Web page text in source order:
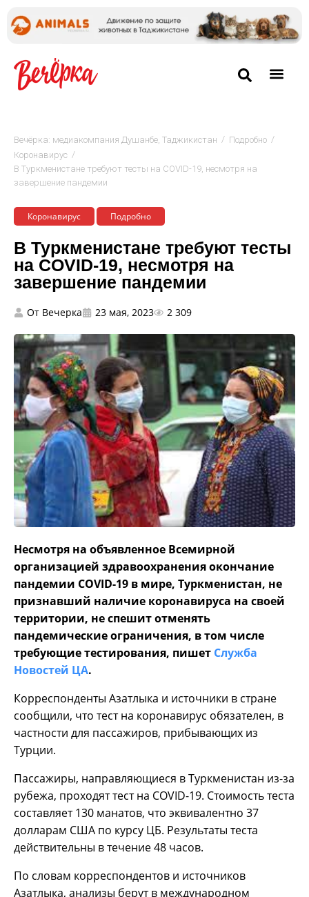
Вечёрка: медиакомпания Душанбе, Таджикистан / Подробно /
Коронавирус /
В Туркменистане требуют тесты на COVID-19, несмотря на
завершение пандемии
Коронавирус Подробно
В Туркменистане требуют тесты
на COVID-19, несмотря на
завершение пандемии
От Вечерка 23 мая, 2023 2 309
Несмотря на объявленное Всемирной
организацией здравоохранения окончание
пандемии COVID-19 в мире, Туркменистан, не
признавший наличие коронавируса на своей
территории, не спешит отменять
пандемические ограничения, в том числе
требующие тестирования, пишет Служба
Новостей ЦА.
Корреспонденты Азатлыка и источники в стране
сообщили, что тест на коронавирус обязателен, в
частности для пассажиров, прибывающих из
Турции.
Пассажиры, направляющиеся в Туркменистан из-за
рубежа, проходят тест на COVID-19. Стоимость теста
составляет 130 манатов, что эквивалентно 37
долларам США по курсу ЦБ. Результаты теста
действительны в течение 48 часов.
По словам корреспондентов и источников
Азатлыка, анализы берут в международном